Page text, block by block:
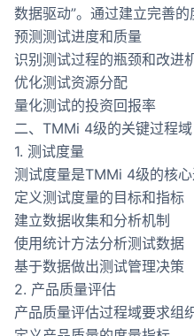
数据驱动”。通过建立完善的
预测测试进度和质量
识别测试过程的瓶颈和改进
优化测试资源分配
量化测试的投资回报率
二、TMMi 4级的关键过程域
1. 测试度量
测试度量是TMMi 4级的核心
定义测试度量的目标和指标
建立数据收集和分析机制
使用统计方法分析测试数据
基于数据做出测试管理决策
2. 产品质量评估
产品质量评估过程域要求组织